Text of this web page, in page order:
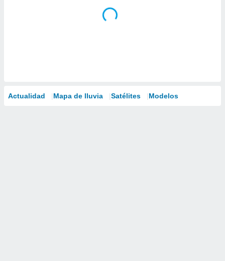
Actualidad Mapa de lluvia Satélites Modelos